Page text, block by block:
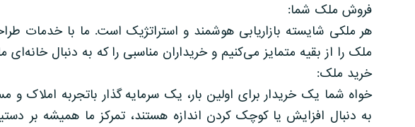
فروش ملک شما:
هر ملکی شایسته بازاریابی هوشمند و استراتژیک است. ما با خدمات
ملک را از بقیه متمایز می‌کنیم و خریداران مناسبی را که به دنبال
خرید ملک:
خواه شما یک خریدار برای اولین بار، یک سرمایه گذار باتجربه املاک و
به دنبال افزایش یا کوچک کردن اندازه هستند، تمرکز ما همیشه بر